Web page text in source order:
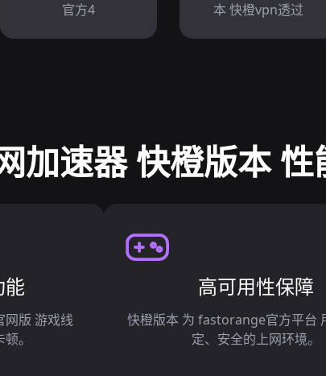
官方4
本 快橙vpn透过
加速器 快橙版本
能
网版 游戏线
。
高可用性保障
快橙版本 为 fastorange官方平台
定、安全的上网环境。